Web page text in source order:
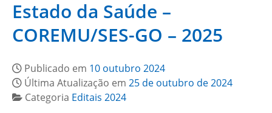
Estado da Saúde –
COREMU/SES-GO – 2025
Publicado em 10 outubro 2024
Última Atualização em 25 de outubro de 2024
Categoria Editais 2024